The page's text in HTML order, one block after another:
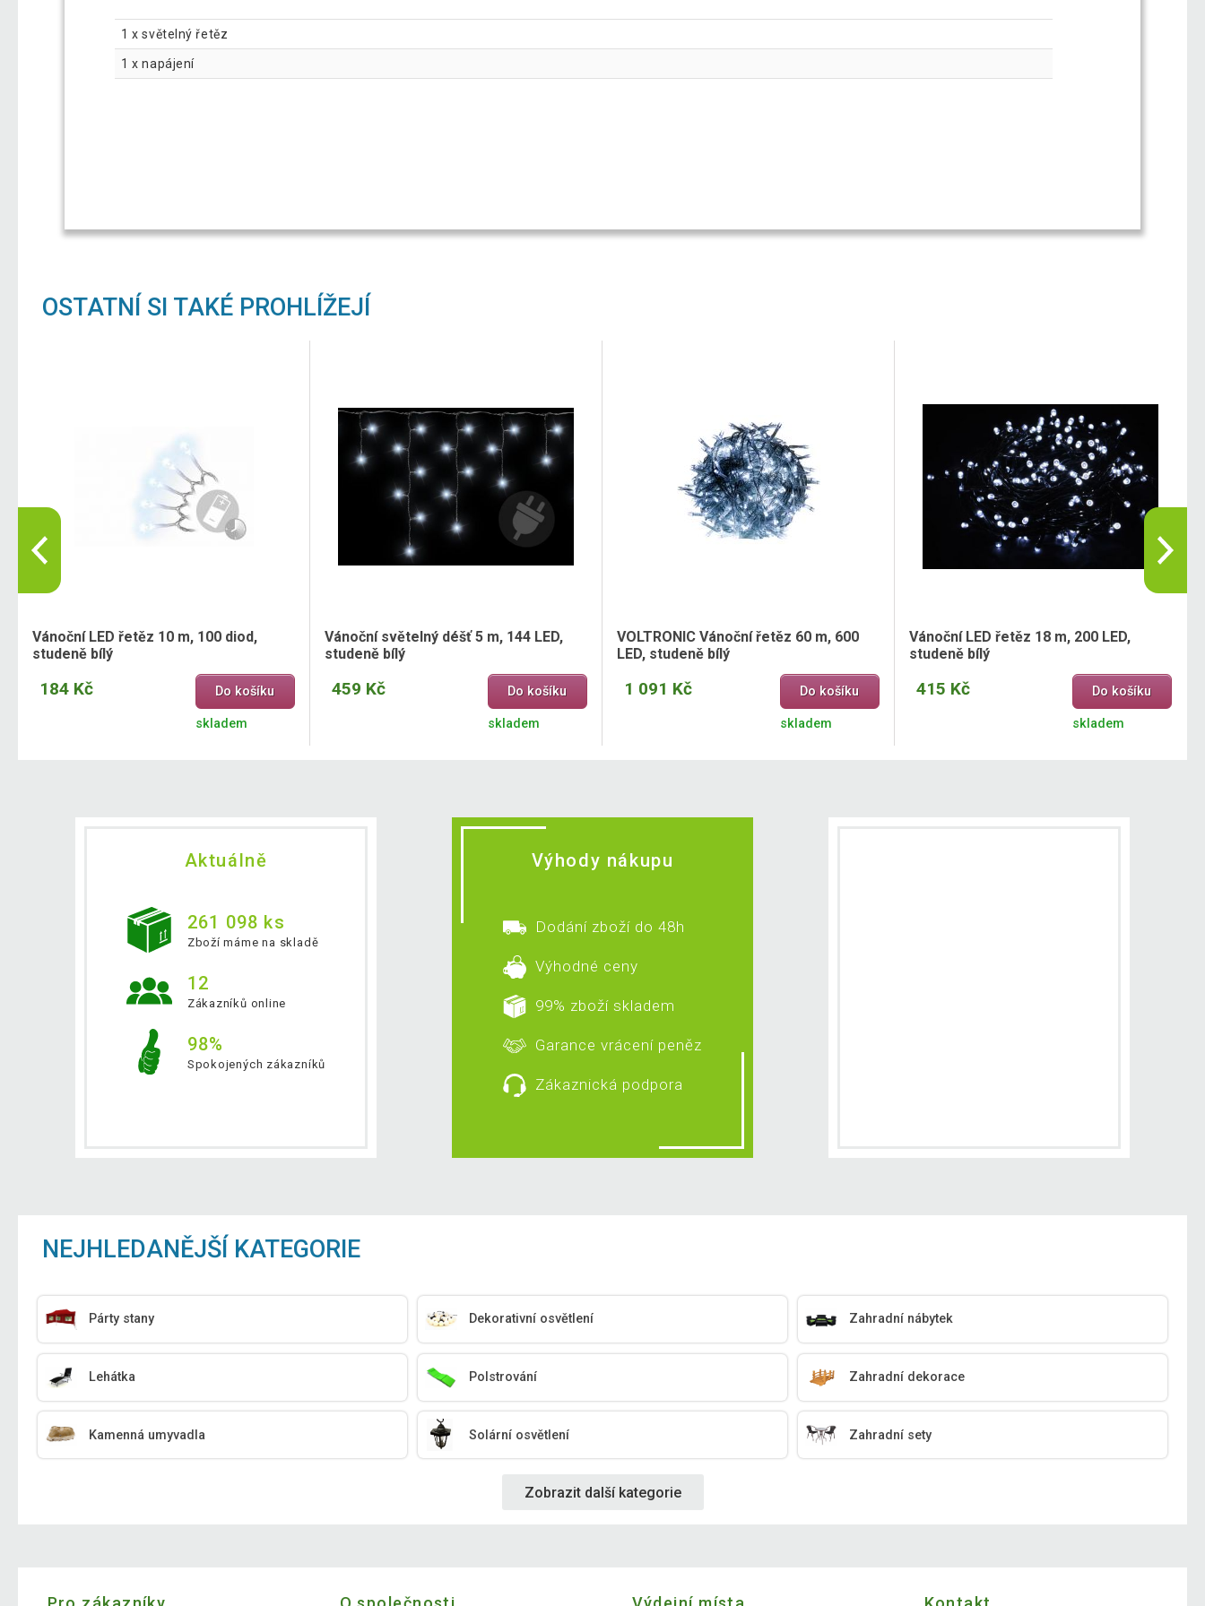
1 x světelný řetěz
1 x napájení
OSTATNÍ SI TAKÉ PROHLÍŽEJÍ
Vánoční LED řetěz 10 m, 100 diod,
studeně bílý
184 Kč Do košíku
skladem
Vánoční světelný déšť 5 m, 144 LED,
studeně bílý
459 Kč Do košíku
skladem
VOLTRONIC Vánoční řetěz 60 m, 600
LED, studeně bílý
1 091 Kč Do košíku
skladem
Vánoční LED řetěz 18 m, 200 LED,
studeně bílý
415 Kč Do košíku
skladem
Aktuálně
261 098 ks
Zboží máme na skladě
12
Zákazníků online
98%
Spokojených zákazníků
Výhody nákupu
Dodání zboží do 48h
Výhodné ceny
99% zboží skladem
Garance vrácení peněz
Zákaznická podpora
NEJHLEDANĚJŠÍ KATEGORIE
Párty stany Dekorativní osvětlení Zahradní nábytek
Lehátka Polstrování Zahradní dekorace
Kamenná umyvadla Solární osvětlení Zahradní sety
Zobrazit další kategorie